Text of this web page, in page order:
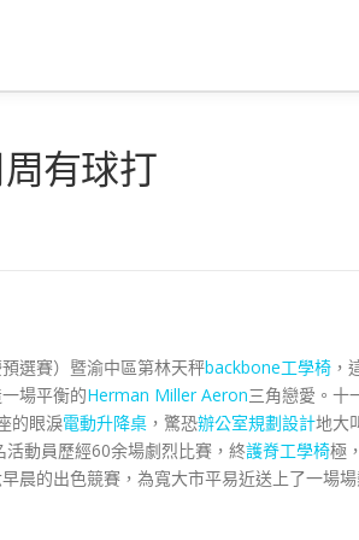
有球打
選賽）暨渝中區第林天秤backbone工學椅 ，
場平衡的Herman Miller Aeron三角戀愛。十
的眼淚電動升降桌 ，驚恐辦公室規劃設計地大
動員歷經60余場劇烈比賽，終護脊工學椅極，
晨的出色競賽，為寬大市平易近送上了一場